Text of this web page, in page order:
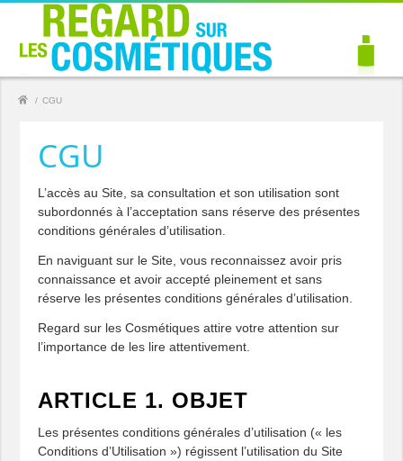
/ CGU
CGU
L’accès au Site, sa consultation et son utilisation sont
subordonnés à l’acceptation sans réserve des présentes
conditions générales d’utilisation.
En naviguant sur le Site, vous reconnaissez avoir pris
connaissance et avoir accepté pleinement et sans
réserve les présentes conditions générales d’utilisation.
Regard sur les Cosmétiques attire votre attention sur
l’importance de les lire attentivement.
ARTICLE 1. OBJET
Les présentes conditions générales d’utilisation (« les
Conditions d’Utilisation ») régissent l’utilisation du Site